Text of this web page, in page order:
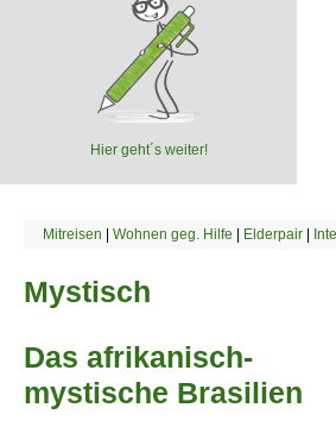
Hier geht´s weiter!
Mitreisen | Wohnen geg. Hilfe | Elderpair|
Mystisch
Das afrikanisch-
mystische Brasilien